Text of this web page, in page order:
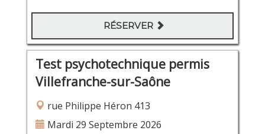
RÉSERVER
Test psychotechnique permis
Villefranche-sur-Saône
rue Philippe Héron 413
Mardi 29 Septembre 2026